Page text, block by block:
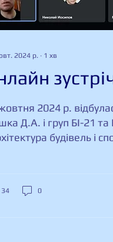
2024 р. ∙ 1 хв
2024 р.
Д.А. і груп БІ-21 та
будівель і
будівель і
34 0